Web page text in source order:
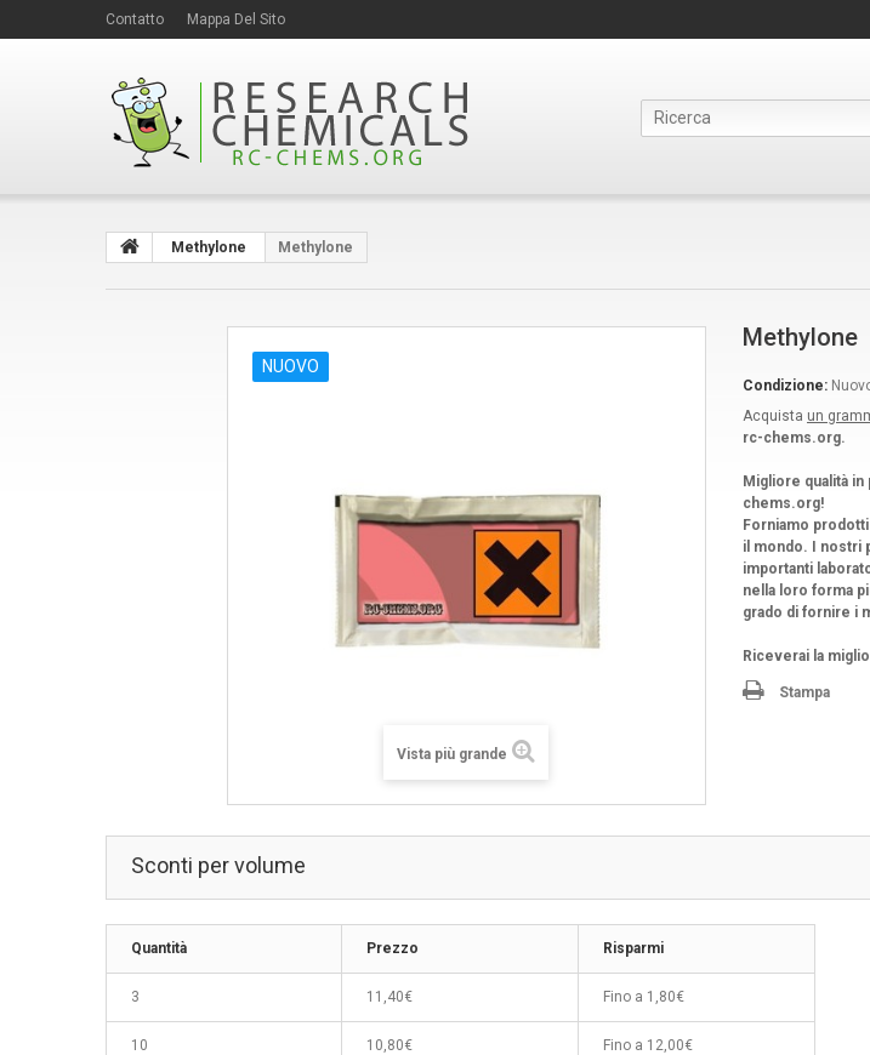
Contatto Mappa Del Sito
Methylone Methylone
NUOVO
Vista più grande
Methylone
Condizione:
Acquista un
rc-chems.org.
Migliore qualità
chems.org!
Forniamo
il mondo. I nostri
importanti
nella loro forma
grado di fornire i
Riceverai la
Stampa
Sconti per volume
Quantità Prezzo Risparmi
3 11,40€ Fino a 1,80€
10 10,80€ Fino a 12,00€